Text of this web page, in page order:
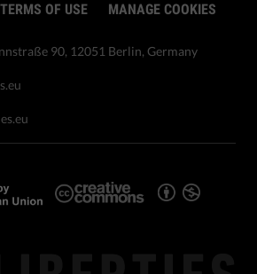
TERMS OF USE MANAGE COOKIES
90, 12051 Berlin, Germany